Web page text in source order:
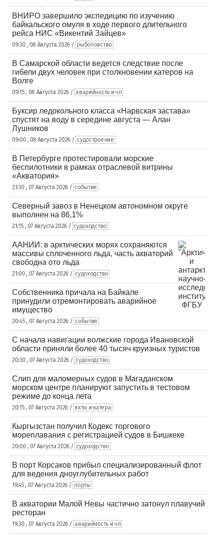
ВНИРО завершило экспедицию по изучению
байкальского омуля в ходе первого длительного
рейса НИС «Викентий Зайцев»
09:30 , 08 Августа 2026 / рыболовство
В Самарской области ведется следствие после
гибели двух человек при столкновении катеров на
Волге
09:15 , 08 Августа 2026 / аварийность и чп
Буксир ледокольного класса «Нарвская застава»
спустят на воду в середине августа — Алан
Лушников
09:00 , 08 Августа 2026 / судостроение
В Петербурге протестировали морские
беспилотники в рамках отраслевой витрины
«Акватория»
21:30 , 07 Августа 2026 / события
Северный завоз в Ненецком автономном округе
выполнен на 86,1%
21:15 , 07 Августа 2026 / судоходство
ААНИИ: в арктических морях сохраняются
массивы сплоченного льда, часть акваторий
свободна ото льда
21:00 , 07 Августа 2026 / судоходство
Собственника причала на Байкале
принудили отремонтировать аварийное
имущество
20:45 , 07 Августа 2026 / события
С начала навигации волжские города Ивановской
области приняли более 40 тысяч круизных туристов
20:30 , 07 Августа 2026 / судоходство
Слип для маломерных судов в Магаданском
морском центре планируют запустить в тестовом
режиме до конца лета
20:15 , 07 Августа 2026 / яхты и катера
Кыргызстан получил Кодекс торгового
мореплавания с регистрацией судов в Бишкеке
20:00 , 07 Августа 2026 / судоходство
В порт Корсаков прибыл специализированный флот
для ведения дноуглубительных работ
19:45 , 07 Августа 2026 / порты
В акватории Малой Невы частично затонул плавучий
ресторан
19:30 , 07 Августа 2026 / аварийность и чп